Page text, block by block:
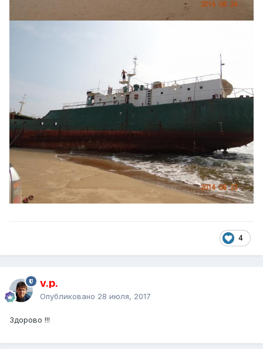
4
v.p.
Опубликовано 28 июля, 2017
Здорово !!!